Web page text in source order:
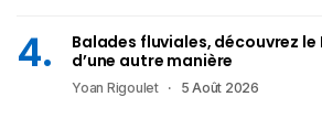
Balades fluviales, découvrez
d’une autre manière
Yoan Rigoulet 5 Août 2026